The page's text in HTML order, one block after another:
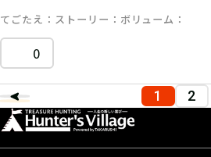
てごたえ ストーリー ボリューム
0
1 2